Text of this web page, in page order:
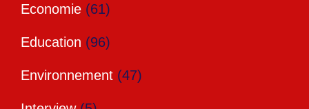
Economie (61)
Education (96)
Environnement (47)